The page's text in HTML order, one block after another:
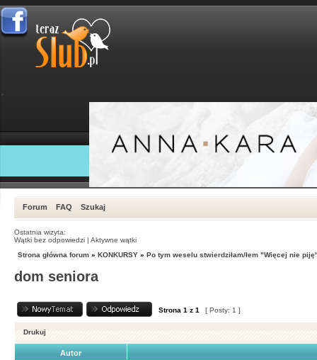
Forum FAQ Szukaj
Ostatnia wizyta:
Wątki bez odpowiedzi | Aktywne wątki
Strona główna forum » KONKURSY » Po tym weselu stwierdziłam/łem "Więcej nie
dom seniora
Strona 1 z 1 [ Posty: 1 ]
Drukuj
Autor